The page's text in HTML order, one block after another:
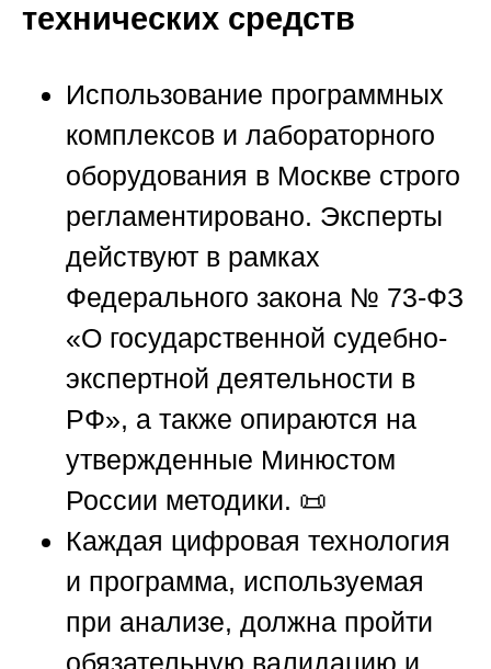
технических средств
Использование программных
комплексов и лабораторного
оборудования в Москве строго
регламентировано. Эксперты
действуют в рамках
Федерального закона № 73-ФЗ
«О государственной судебно-
экспертной деятельности в
РФ», а также опираются на
утвержденные Минюстом
России методики. 📜
Каждая цифровая технология
и программа, используемая
при анализе, должна пройти
обязательную валидацию и